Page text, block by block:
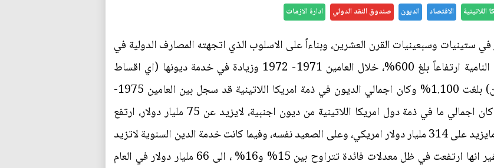
اللاتينية الاقتصاد الديون صندوق النقد الدولي ادارة الازمات
ستينيات وسبعينيات القرن العشرين، وبناءاً على الاسلوب الذي اتجهته المصارف الدولية في
عمليات الاقراض، سجلت ديون كل من البلدان النامية ارتفاعاً بلغ 600%، خلال العامين 1971- 1972 وزيادة في خدمة ديونها (اي اقساط
تسديد الديون واقساط الفوائد على هذا الدين) بلغت 1.100% وكان اجمالي الديون في ذمة امريكا اللاتينية قد سجل بين العامين 1975-
1983 نمواً بلغ معدله السنوي 20.4%، ففيما كان اجمالي ما في ذمة دول امريكا اللاتينية من ديون اجنبية، لايزيد عن 75 مليار دولار، ارتفع
اجمالي هذه الديون في العام 1983 ليصل الى مايزيد على 314 مليار دولار امريكي، وعلى الصعيد نفسه، وفيما كانت خدمة الدين السنوية لاتزيد
على 12 مليار دولار امريكي في العام 1975 غير انها ارتفعت في ظل معدلات فائدة تتراوح بين 15% و16% ، الى 66 مليار دولار في العام